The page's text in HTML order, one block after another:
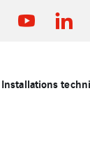
Installations